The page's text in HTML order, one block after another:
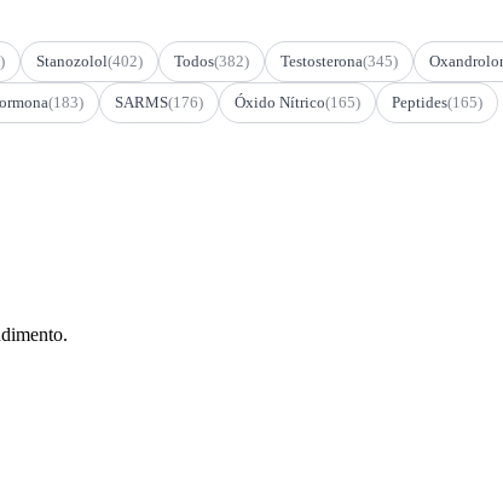
Stanozolol(402) Todos(382) Testosterona(345)
(183) SARMS(176) Óxido Nítrico(165) Peptides(165)